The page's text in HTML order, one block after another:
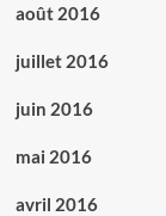
août 2016
juillet 2016
juin 2016
mai 2016
avril 2016